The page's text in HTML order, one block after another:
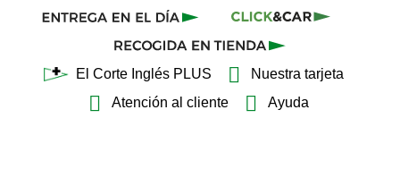
El Corte Inglés PLUS
Nuestra tarjeta
Atención al cliente
Ayuda